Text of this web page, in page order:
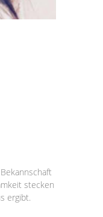
stecken
ergibt.